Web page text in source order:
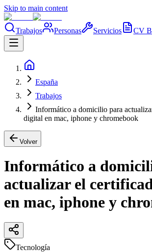
Skip to main content
Trabajos Personas Servicios CV
España
Trabajos
Informático a domicilio para
digital en mac, iphone y chromebook
Volver
Informático a
actualizar el
en mac, iphone y
Tecnología